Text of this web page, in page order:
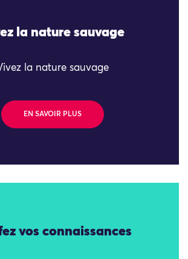
la nature sauvage
la nature sauvage
EN SAVOIR PLUS
vos connaissances